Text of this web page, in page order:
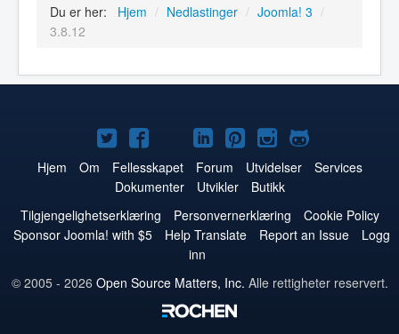
Du er her: Hjem / Nedlastinger / Joomla! 3 /
3.8.12
Joomla!
på
Twitter
Joomla!
på
Facebook
Joomla!
på
YouTube
Joomla!
på
LinkedIn
Joomla!
på
Pinterest
Joomla!
på
Instagram
Joomla!
på
Hjem Om Fellesskapet Forum Utvidelser
Services
Dokumenter
Utvikler
Butikk
Tilgjengelighetserklæring
Personvernerklæring
Cookie Policy
Sponsor Joomla! with $5
Help Translate Report an Issue
Logg
inn
© 2005 - 2026 Open Source Matters, Inc. Alle rettigheter reservert.